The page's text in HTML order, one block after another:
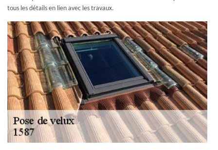
tous les détails en lien avec les travaux.